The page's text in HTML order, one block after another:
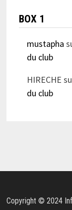
BOX 1
mustapha
du club
HIRECHE
du club
Copyright © 2024